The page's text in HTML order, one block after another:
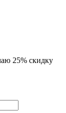
25% скидку